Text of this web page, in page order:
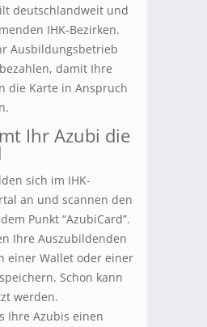
deutschlandweit und
IHK-Bezirken.
Ausbildungsbetrieb
damit Ihre
die Karte in Anspruch
Ihr Azubi die
sich im IHK-
an und scannen den
Punkt “AzubiCard”.
Ihre Auszubildenden
einer Wallet oder einer
Schon kann
werden.
Ihre Azubis einen